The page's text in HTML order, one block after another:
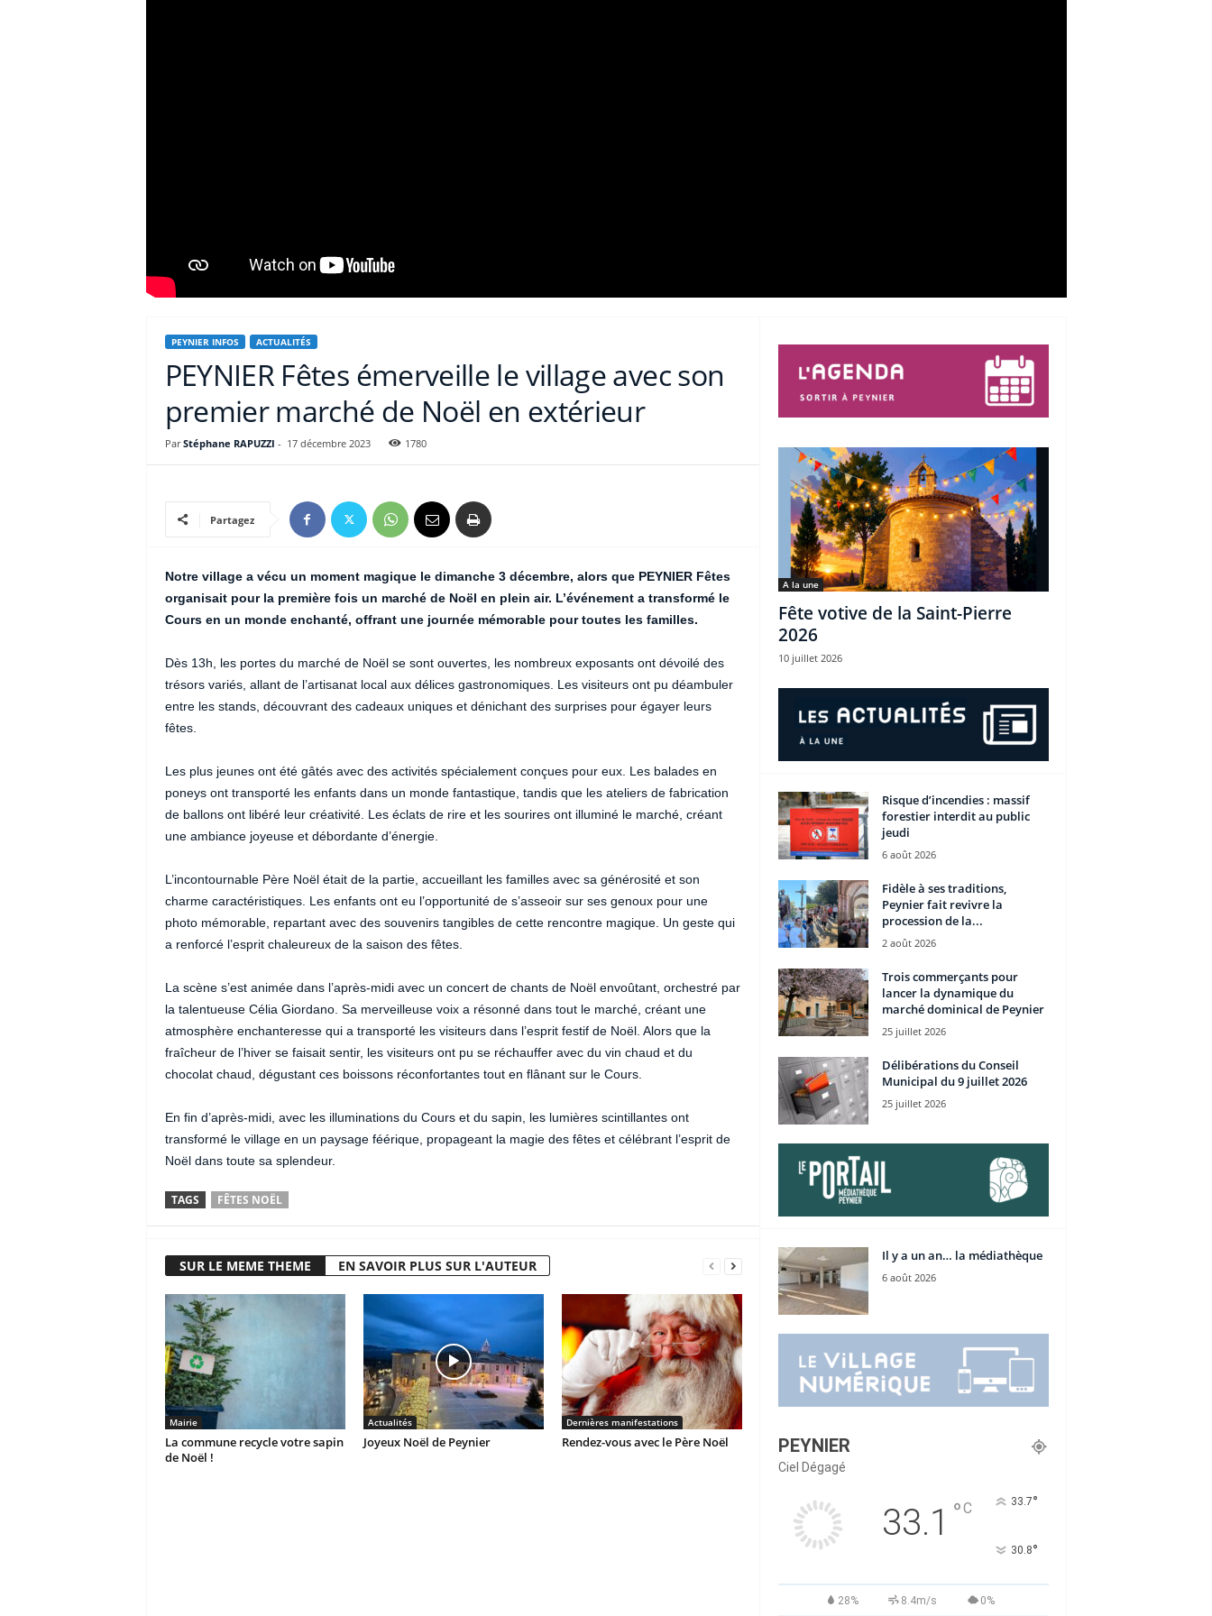
PEYNIER INFOS ACTUALITÉS
PEYNIER Fêtes émerveille le village avec son
premier marché de Noël en extérieur
Par Stéphane RAPUZZI - 17 décembre 2023 1780
Partagez
Notre village a vécu un moment magique le dimanche 3 décembre, alors que PEYNIER Fêtes
organisait pour la première fois un marché de Noël en plein air. L’événement a transformé le
Cours en un monde enchanté, offrant une journée mémorable pour toutes les familles.
Dès 13h, les portes du marché de Noël se sont ouvertes, les nombreux exposants ont dévoilé des
trésors variés, allant de l’artisanat local aux délices gastronomiques. Les visiteurs ont pu déambuler
entre les stands, découvrant des cadeaux uniques et dénichant des surprises pour égayer leurs
fêtes.
Les plus jeunes ont été gâtés avec des activités spécialement conçues pour eux. Les balades en
poneys ont transporté les enfants dans un monde fantastique, tandis que les ateliers de fabrication
de ballons ont libéré leur créativité. Les éclats de rire et les sourires ont illuminé le marché, créant
une ambiance joyeuse et débordante d’énergie.
L’incontournable Père Noël était de la partie, accueillant les familles avec sa générosité et son
charme caractéristiques. Les enfants ont eu l’opportunité de s’asseoir sur ses genoux pour une
photo mémorable, repartant avec des souvenirs tangibles de cette rencontre magique. Un geste qui
a renforcé l’esprit chaleureux de la saison des fêtes.
La scène s’est animée dans l’après-midi avec un concert de chants de Noël envoûtant, orchestré par
la talentueuse Célia Giordano. Sa merveilleuse voix a résonné dans tout le marché, créant une
atmosphère enchanteresse qui a transporté les visiteurs dans l’esprit festif de Noël. Alors que la
fraîcheur de l’hiver se faisait sentir, les visiteurs ont pu se réchauffer avec du vin chaud et du
chocolat chaud, dégustant ces boissons réconfortantes tout en flânant sur le Cours.
En fin d’après-midi, avec les illuminations du Cours et du sapin, les lumières scintillantes ont
transformé le village en un paysage féérique, propageant la magie des fêtes et célébrant l’esprit de
Noël dans toute sa splendeur.
TAGS FÊTES NOËL
SUR LE MEME THEME EN SAVOIR PLUS SUR L'AUTEUR
Mairie
La commune recycle votre sapin
de Noël !
Actualités
Joyeux Noël de Peynier
Dernières manifestations
Rendez-vous avec le Père Noël
A la une
Fête votive de la Saint-Pierre
2026
10 juillet 2026
Risque d’incendies : massif
forestier interdit au public
jeudi
6 août 2026
Fidèle à ses traditions,
Peynier fait revivre la
procession de la...
2 août 2026
Trois commerçants pour
lancer la dynamique du
marché dominical de Peynier
25 juillet 2026
Délibérations du Conseil
Municipal du 9 juillet 2026
25 juillet 2026
Il y a un an… la médiathèque
6 août 2026
PEYNIER
Ciel Dégagé
33.1 °C 33.7°
30.8°
28% 8.4m/s 0%